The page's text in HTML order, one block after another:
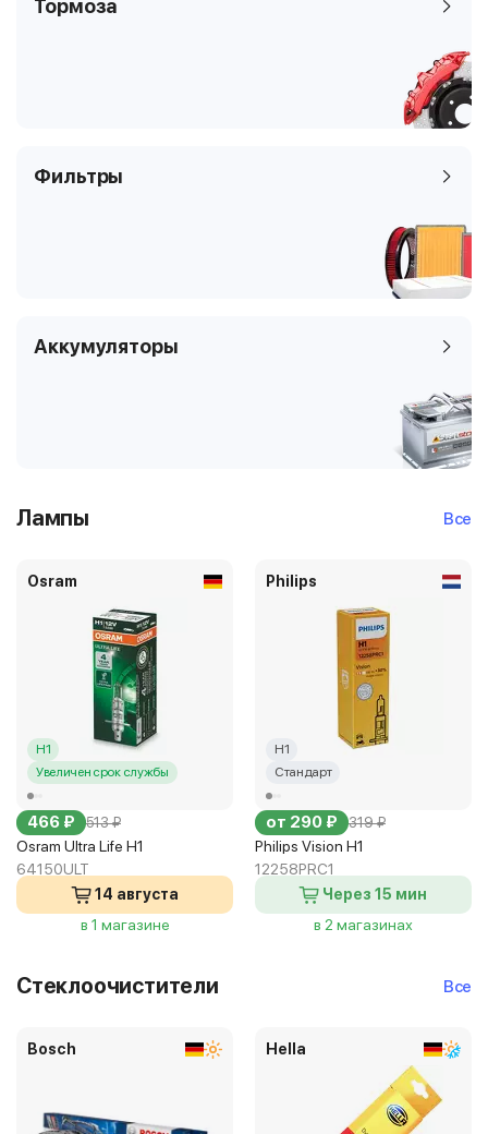
Тормоза
Фильтры
Аккумуляторы
Лампы Все
Osram
H1
Увеличен срок службы
466 ₽ 513 ₽
Osram Ultra Life H1
64150ULT
14 августа
в 1 магазине
Philips
H1
Стандарт
от 290 ₽ 319 ₽
Philips Vision H1
12258PRC1
Через 15 мин
в 2 магазинах
Стеклоочистители Все
Bosch Hella